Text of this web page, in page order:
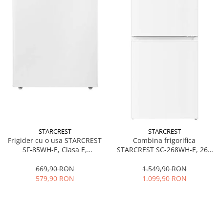
STARCREST
Frigider cu o usa STARCREST
SF-85WH-E, Clasa E,
interioara, Compartiment
gheata, H 82 cm, Alb
669,90 RON
579,90 RON
STARCREST
Combina frigorifica
STARCREST SC-268WH-E, 268
Termostat reglabil, Iluminare
LED, Picioare ajustabile, Usi
1.549,90 RON
1.099,90 RON